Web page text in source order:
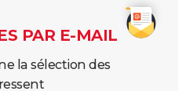
PAR E-MAIL
la sélection des